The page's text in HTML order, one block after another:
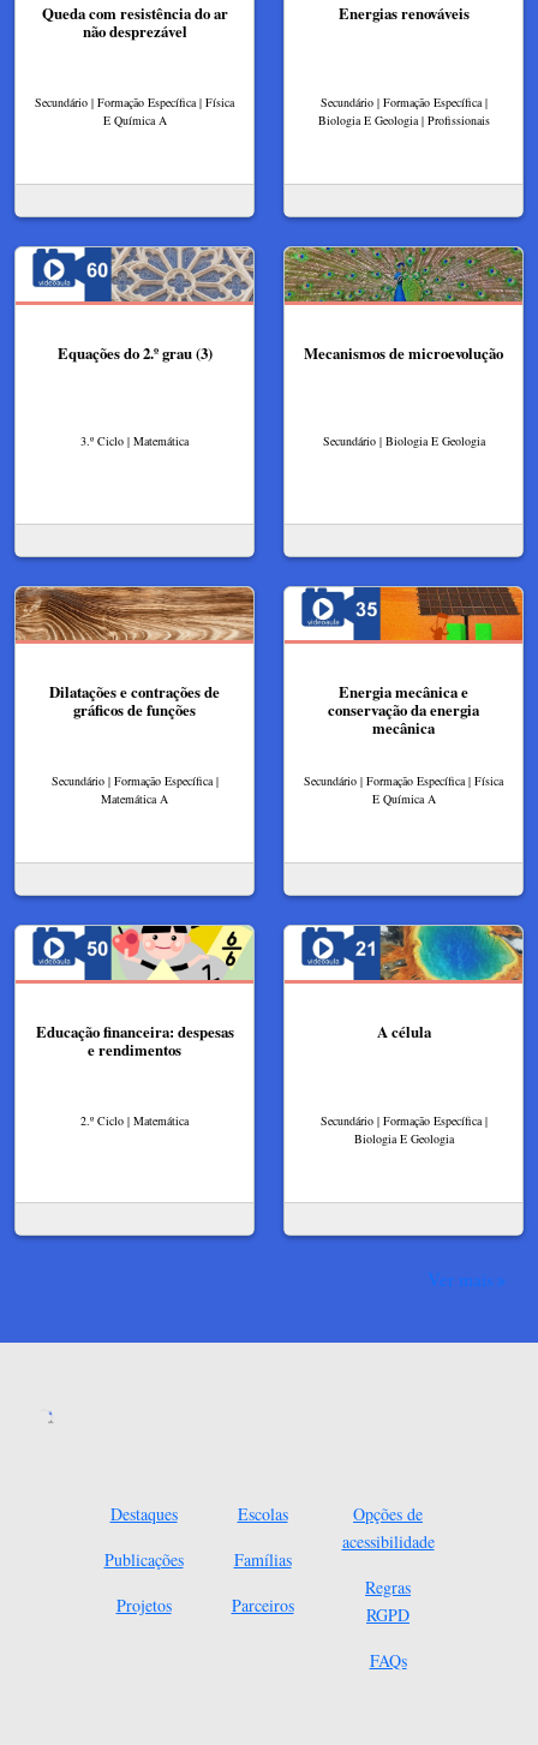
Queda com resistência do ar
não desprezável
Secundário | Formação Específica | Física
E Química A
Energias renováveis
Secundário | Formação Específica |
Biologia E Geologia | Profissionais
Equações do 2.º grau (3)
3.º Ciclo | Matemática
Mecanismos de microevolução
Secundário | Biologia E Geologia
Dilatações e contrações de
gráficos de funções
Secundário | Formação Específica |
Matemática A
Energia mecânica e
conservação da energia
mecânica
Secundário | Formação Específica | Física
E Química A
Educação financeira: despesas
e rendimentos
2.º Ciclo | Matemática
A célula
Secundário | Formação Específica |
Biologia E Geologia
Ver mais
Destaques
Publicações
Projetos
Escolas
Famílias
Parceiros
Opções de
acessibilidade
Regras
RGPD
FAQs